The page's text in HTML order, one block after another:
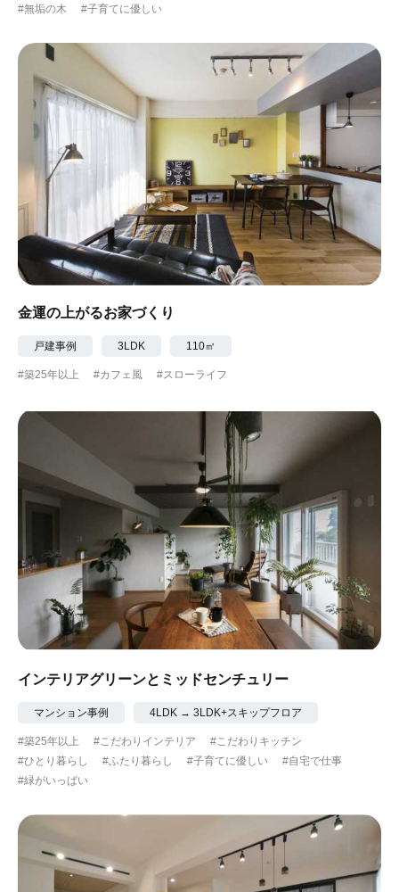
#無垢の木 #子育てに優しい
金運の上がるお家づくり
戸建事例 3LDK 110㎡
#築25年以上 #カフェ風 #スローライフ
インテリアグリーンとミッドセンチュリー
マンション事例 4LDK → 3LDK+スキップフロア
#築25年以上 #こだわりインテリア
#こだわりキッチン
#ひとり暮らし
#ふたり暮らし #子育てに優しい
#自宅で仕事
#緑がいっぱい